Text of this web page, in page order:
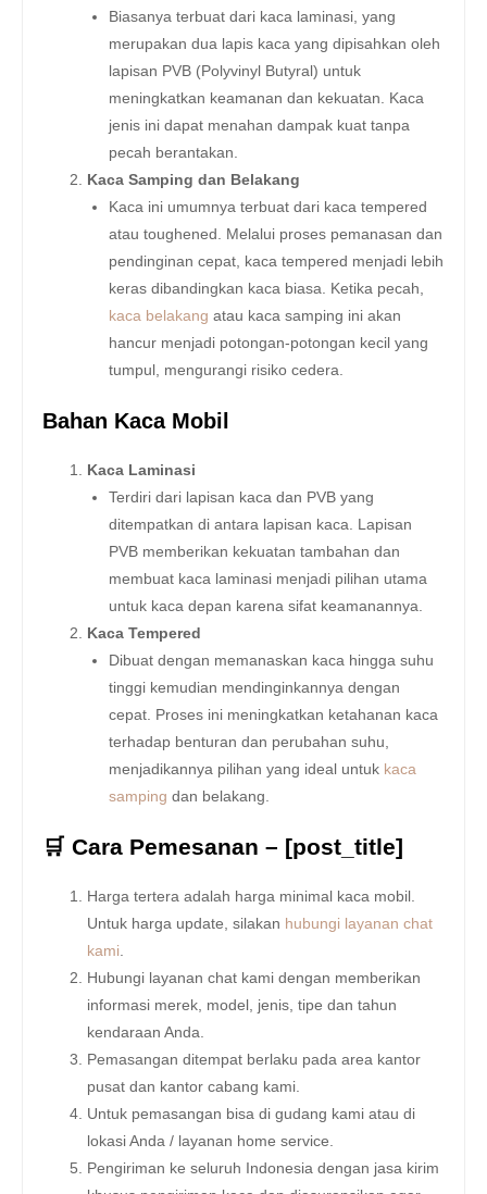
Biasanya terbuat dari kaca laminasi, yang
merupakan dua lapis kaca yang dipisahkan oleh
lapisan PVB (Polyvinyl Butyral) untuk
meningkatkan keamanan dan kekuatan. Kaca
jenis ini dapat menahan dampak kuat tanpa
pecah berantakan.
Kaca Samping dan Belakang
Kaca ini umumnya terbuat dari kaca tempered
atau toughened. Melalui proses pemanasan dan
pendinginan cepat, kaca tempered menjadi lebih
keras dibandingkan kaca biasa. Ketika pecah,
kaca belakang atau kaca samping ini akan
hancur menjadi potongan-potongan kecil yang
tumpul, mengurangi risiko cedera.
Bahan Kaca Mobil
Kaca Laminasi
Terdiri dari lapisan kaca dan PVB yang
ditempatkan di antara lapisan kaca. Lapisan
PVB memberikan kekuatan tambahan dan
membuat kaca laminasi menjadi pilihan utama
untuk kaca depan karena sifat keamanannya.
Kaca Tempered
Dibuat dengan memanaskan kaca hingga suhu
tinggi kemudian mendinginkannya dengan
cepat. Proses ini meningkatkan ketahanan kaca
terhadap benturan dan perubahan suhu,
menjadikannya pilihan yang ideal untuk kaca
samping dan belakang.
🛒 Cara Pemesanan – [post_title]
Harga tertera adalah harga minimal kaca mobil.
Untuk harga update, silakan hubungi layanan chat
kami
Hubungi layanan chat kami dengan memberikan
informasi merek, model, jenis, tipe dan tahun
kendaraan Anda.
Pemasangan ditempat berlaku pada area kantor
pusat dan kantor cabang kami.
Untuk pemasangan bisa di gudang kami atau di
lokasi Anda / layanan home service.
Pengiriman ke seluruh Indonesia dengan jasa kirim